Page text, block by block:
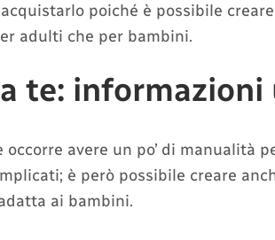
poiché è possibile
adulti che per bambini.
te:
avere un po’ di manualità
è però possibile creare
ai bambini.